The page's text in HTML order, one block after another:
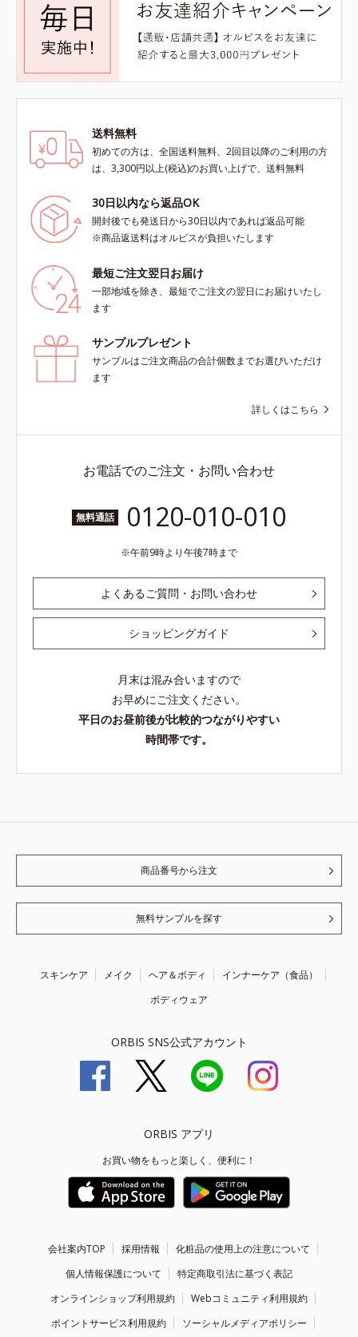
送料無料
初めての方は、全国送料無料、2回目以降のご利用の方
は、3,300円以上(税込)のお買い上げで、送料無料
30日以内なら返品OK
開封後でも発送日から30日以内であれば返品可能
※商品返送料はオルビスが負担いたします
最短ご注文翌日お届け
一部地域を除き、最短でご注文の翌日にお届けいたし
ます
サンプルプレゼント
サンプルはご注文商品の合計個数までお選びいただけ
ます
詳しくはこちら
お電話でのご注文・お問い合わせ
無料通話 0120-010-010
午前9時より午後7時まで
よくあるご質問・お問い合わせ
ショッピングガイド
月末は混み合いますので
お早めにご注文ください。
平日のお昼前後が比較的つながりやすい
時間帯です。
商品番号から注文
無料サンプルを探す
スキンケア メイク ヘア＆ボディ
インナーケア（食品）
ボディウェア
ORBIS SNS公式アカウント
ORBIS アプリ
お買い物をもっと楽しく、便利に！
会社案内TOP 採用情報
化粧品の使用上の注意について
個人情報保護について
特定商取引法に基づく表記
オンラインショップ利用規約
Webコミュニティ利用規約
ポイントサービス利用規約
ソーシャルメディアポリシー